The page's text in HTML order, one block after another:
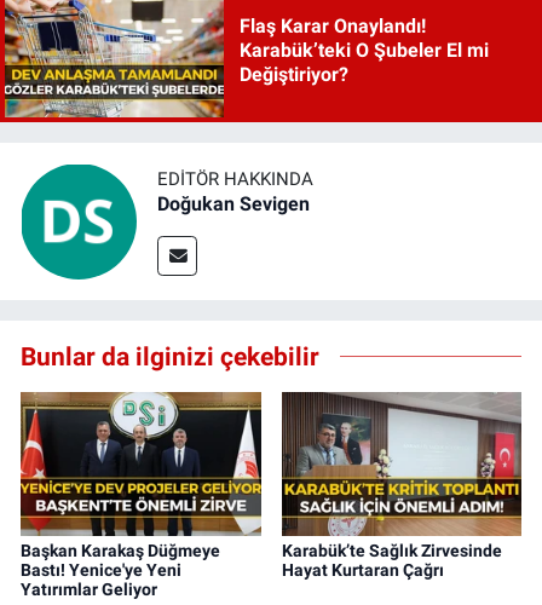
Flaş Karar Onaylandı!
Karabük’teki O Şubeler El mi
Değiştiriyor?
EDITÖR HAKKINDA
Doğukan Sevigen
Bunlar da ilginizi çekebilir
Başkan Karakaş Düğmeye
Bastı! Yenice'ye Yeni
Yatırımlar Geliyor
Karabük’te Sağlık Zirvesinde
Hayat Kurtaran Çağrı